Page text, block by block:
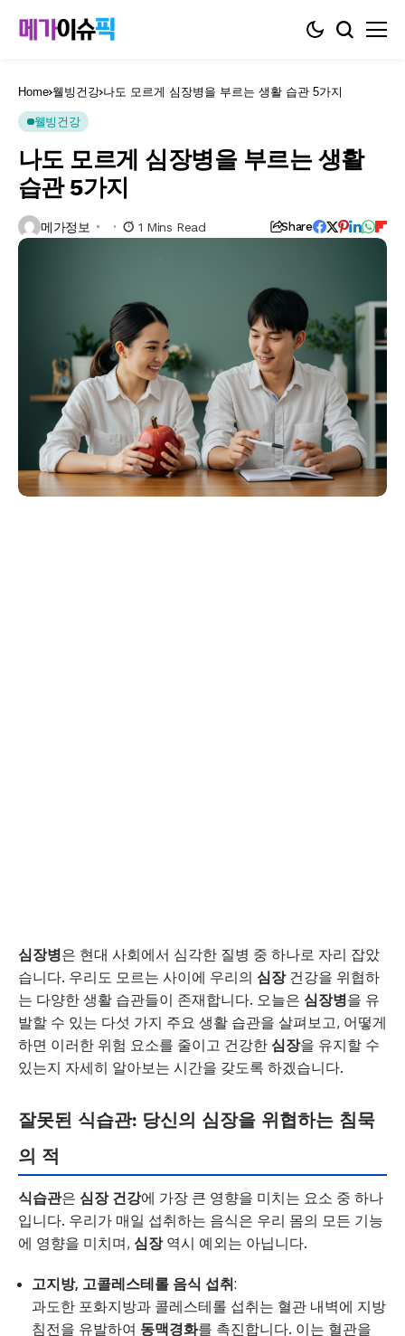
Home 웰빙건강 나도 모르게 심장병을 부르는 생활 습관 5가지
웰빙건강
나도 모르게 심장병을 부르는 생활
습관 5가지
메가정보 1 Mins Read Share
심장병은 현대 사회에서 심각한 질병 중 하나로 자리 잡았
습니다. 우리도 모르는 사이에 우리의 심장건강을 위협하
는 다양한 생활 습관들이 존재합니다. 오늘은 심장병을 유
발할 수 있는 다섯 가지 주요 생활 습관을 살펴보고, 어떻게
하면 이러한 위험 요소를 줄이고 건강한 심장을 유지할 수
있는지 자세히 알아보는 시간을 갖도록 하겠습니다.
잘못된 식습관: 당신의 심장을 위협하는 침묵
의 적
식습관은 심장 건강에 가장 큰 영향을 미치는 요소 중 하나
입니다. 우리가 매일 섭취하는 음식은 우리 몸의 모든 기능
에 영향을 미치며, 심장역시 예외는 아닙니다.
고지방, 고콜레스테롤 음식 섭취:
과도한 포화지방과 콜레스테롤 섭취는 혈관 내벽에 지방
침전을 유발하여 동맥경화를 촉진합니다. 이는 혈관을